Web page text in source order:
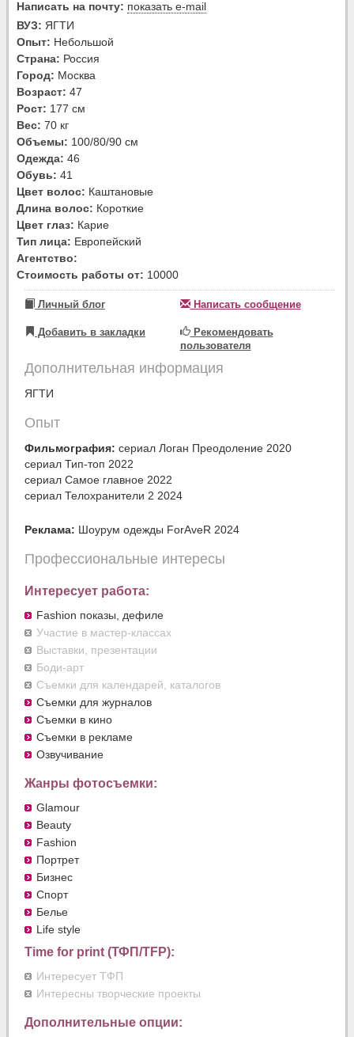
Написать на почту: показать e-mail
ВУЗ: ЯГТИ
Опыт: Небольшой
Страна: Россия
Город: Москва
Возраст: 47
Рост: 177 см
Вес: 70 кг
Объемы: 100/80/90 см
Одежда: 46
Обувь: 41
Цвет волос: Каштановые
Длина волос: Короткие
Цвет глаз: Карие
Тип лица: Европейский
Агентство:
Стоимость работы от: 10000
Личный блог Написать сообщение
Добавить в закладки
Рекомендовать
пользователя
Дополнительная информация
ЯГТИ
Опыт
Фильмография: сериал Логан Преодоление 2020
сериал Тип-топ 2022
сериал Самое главное 2022
сериал Телохранители 2 2024
Реклама: Шоурум одежды ForAveR 2024
Профессиональные интересы
Интересует работа:
Fashion показы, дефиле
Участие в мастер-классах
Выставки, презентации
Боди-арт
Съемки для календарей, каталогов
Съемки для журналов
Съемки в кино
Съемки в рекламе
Озвучивание
Жанры фотосъемки:
Glamour
Beauty
Fashion
Портрет
Бизнес
Спорт
Белье
Life style
Time for print (ТФП/TFP):
Интересует ТФП
Интересны творческие проекты
Дополнительные опции: